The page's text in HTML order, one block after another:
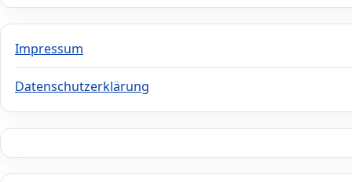
Impressum
Datenschutzerklärung